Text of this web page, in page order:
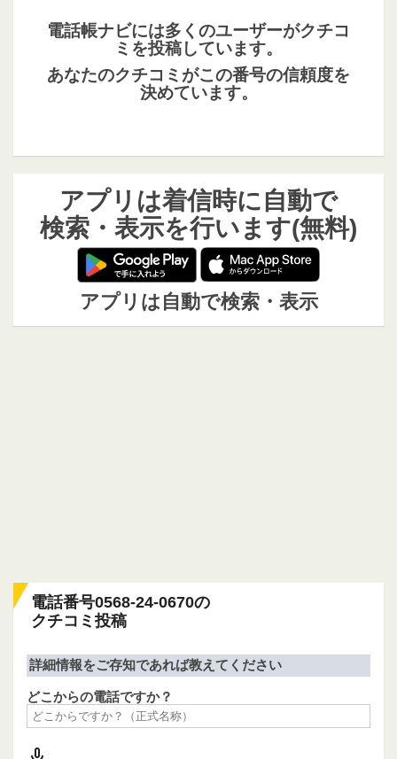
電話帳ナビには多くのユーザーがクチコ
ミを投稿しています。
あなたのクチコミがこの番号の信頼度を
決めています。
アプリは着信時に自動で
検索・表示を行います(無料)
アプリは自動で検索・表示
電話番号0568-24-0670の
クチコミ投稿
詳細情報をご存知であれば教えてください
どこからの電話ですか？